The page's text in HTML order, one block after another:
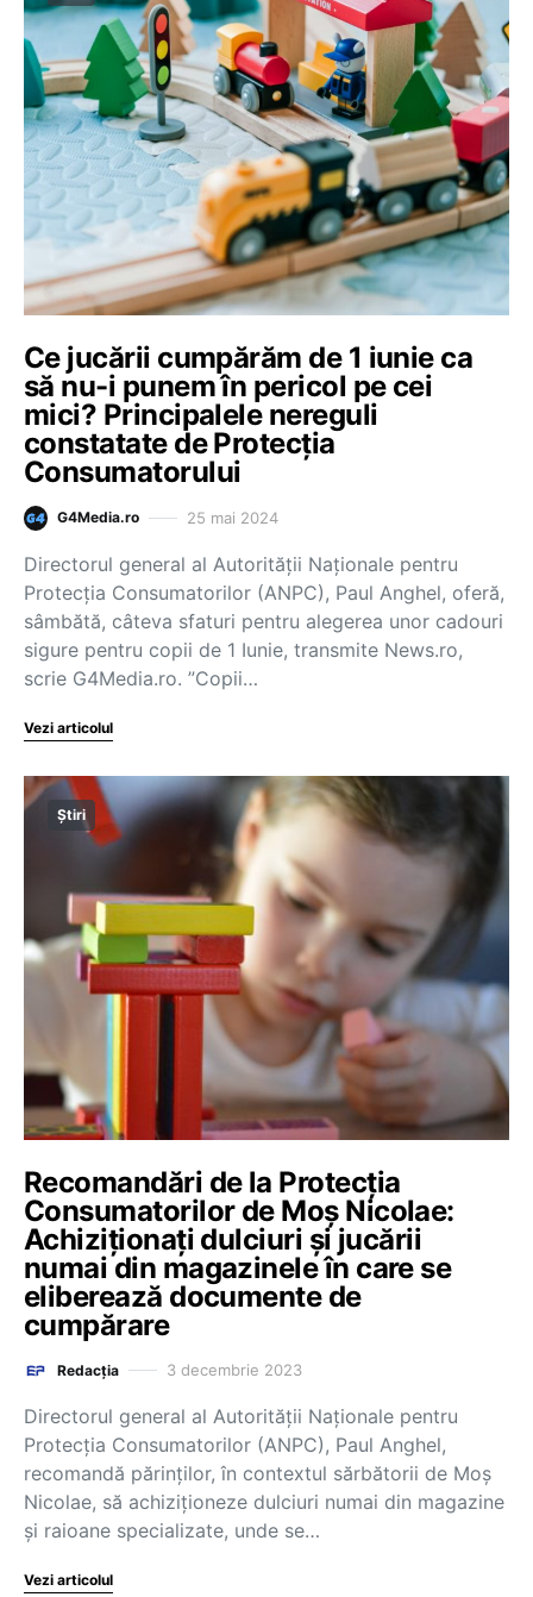
Ce jucării cumpărăm de 1 iunie ca
să nu-i punem în pericol pe cei
mici? Principalele nereguli
constatate de Protecția
Consumatorului
G4Media.ro 25 mai 2024
Directorul general al Autorităţii Naţionale pentru
Protecţia Consumatorilor (ANPC), Paul Anghel, oferă,
sâmbătă, câteva sfaturi pentru alegerea unor cadouri
sigure pentru copii de 1 Iunie, transmite News.ro,
scrie G4Media.ro. ”Copii…
Vezi articolul
Știri
Recomandări de la Protecția
Consumatorilor de Moş Nicolae:
Achiziţionaţi dulciuri şi jucării
numai din magazinele în care se
eliberează documente de
cumpărare
Redacția 3 decembrie 2023
Directorul general al Autorităţii Naţionale pentru
Protecţia Consumatorilor (ANPC), Paul Anghel,
recomandă părinţilor, în contextul sărbătorii de Moş
Nicolae, să achiziţioneze dulciuri numai din magazine
şi raioane specializate, unde se…
Vezi articolul